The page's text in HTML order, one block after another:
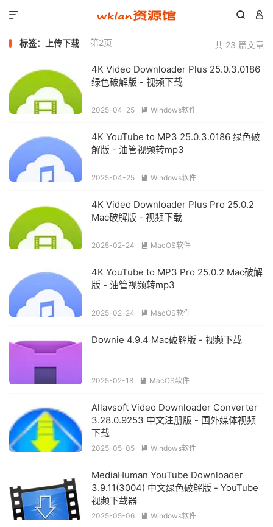
 

共 23 篇文章
标签：上传下载 第2页
4K Video Downloader Plus 25.0.3.0186
绿色破解版 - 视频下载
2025-04-25  Windows软件
4K YouTube to MP3 25.0.3.0186 绿色破
解版 - 油管视频转mp3
2025-04-25  Windows软件
4K Video Downloader Plus Pro 25.0.2
Mac破解版 - 视频下载
2025-02-24  MacOS软件
4K YouTube to MP3 Pro 25.0.2 Mac破解
版 - 油管视频转mp3
2025-02-24  MacOS软件
Downie 4.9.4 Mac破解版 - 视频下载
2025-02-18  MacOS软件
Allavsoft Video Downloader Converter
3.28.0.9253 中文注册版 - 国外媒体视频
下载
2025-05-05  Windows软件
MediaHuman YouTube Downloader
3.9.11(3004) 中文绿色破解版 - YouTube
视频下载器
2025-05-06  Windows软件